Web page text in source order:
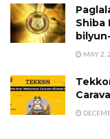
Shiba
MAY 2,